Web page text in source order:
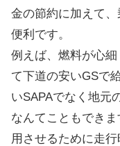
金の節約に加えて
便利です。
例えば、燃料が心
て下道の安いGSで
いSAPAでなく地元
なんてこともでき
用させるために走